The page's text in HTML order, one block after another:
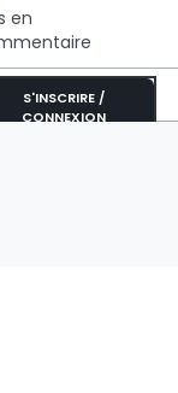
en
S'INSCRIRE /
CONNEXION